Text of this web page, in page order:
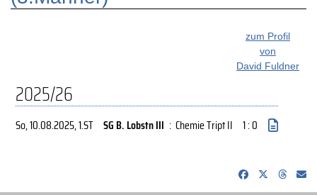
zum Profil
von
David Fuldner
2025/26
So, 10.08.2025, 1.ST SG B. Lobstn III : Chemie Tript II 1 : 0